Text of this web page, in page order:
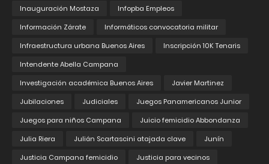
Inauguración Mostaza
Infopba Empleos
Información Zárate
Informáticos convocatoria militar
Infraestructura urbana Buenos Aires
Inscripción 10K Tenaris
Intendente Abella Campana
Investigación académica Buenos Aires
Javier Martinez
Jubilaciones
Judiciales
Juegos Panamericanos Junior
Juegos para niños Campana
Juicio femicidio Abbondanza
Julia Riera
Julián Scartascini atajada clave
Junín
Justicia Campana femicidio
Justicia para vecinos